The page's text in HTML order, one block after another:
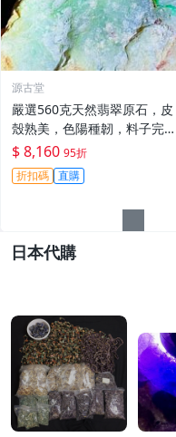
源古堂
嚴選560克天然翡翠原石，皮
殼熟美，色陽種韌，料子完
整，打燈更顯珍稀，空間寬闊
適合打造手鐲或掛件，絕佳收
藏選擇。 翡翠 翡翠原石 A貨翡
$ 8,160 95折
折扣碼 直購
日本代購